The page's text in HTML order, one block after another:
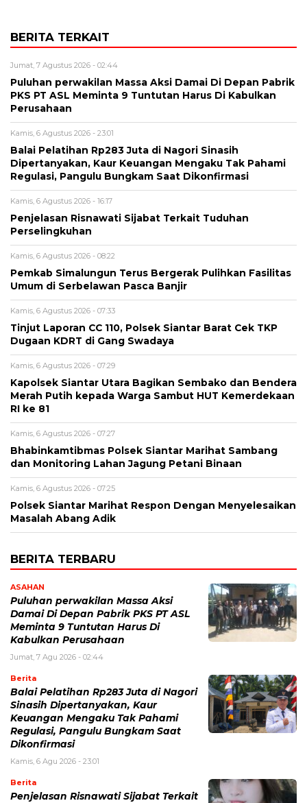
BERITA TERKAIT
Jumat, 7 Agustus 2026 - 02:44
Puluhan perwakilan Massa Aksi Damai Di Depan Pabrik
PKS PT ASL Meminta 9 Tuntutan Harus Di Kabulkan
Perusahaan
Kamis, 6 Agustus 2026 - 23:01
Balai Pelatihan Rp283 Juta di Nagori Sinasih
Dipertanyakan, Kaur Keuangan Mengaku Tak Pahami
Regulasi, Pangulu Bungkam Saat Dikonfirmasi
Kamis, 6 Agustus 2026 - 16:17
Penjelasan Risnawati Sijabat Terkait Tuduhan
Perselingkuhan
Kamis, 6 Agustus 2026 - 08:22
Pemkab Simalungun Terus Bergerak Pulihkan Fasilitas
Umum di Serbelawan Pasca Banjir
Kamis, 6 Agustus 2026 - 07:33
Tinjut Laporan CC 110, Polsek Siantar Barat Cek TKP
Dugaan KDRT di Gang Swadaya
Kamis, 6 Agustus 2026 - 07:29
Kapolsek Siantar Utara Bagikan Sembako dan Bendera
Merah Putih kepada Warga Sambut HUT Kemerdekaan
RI ke 81
Kamis, 6 Agustus 2026 - 07:27
Bhabinkamtibmas Polsek Siantar Marihat Sambang
dan Monitoring Lahan Jagung Petani Binaan
Kamis, 6 Agustus 2026 - 07:25
Polsek Siantar Marihat Respon Dengan Menyelesaikan
Masalah Abang Adik
BERITA TERBARU
ASAHAN
Puluhan perwakilan Massa Aksi
Damai Di Depan Pabrik PKS PT ASL
Meminta 9 Tuntutan Harus Di
Kabulkan Perusahaan
Jumat, 7 Agu 2026 - 02:44
Berita
Balai Pelatihan Rp283 Juta di Nagori
Sinasih Dipertanyakan, Kaur
Keuangan Mengaku Tak Pahami
Regulasi, Pangulu Bungkam Saat
Dikonfirmasi
Kamis, 6 Agu 2026 - 23:01
Berita
Penjelasan Risnawati Sijabat Terkait